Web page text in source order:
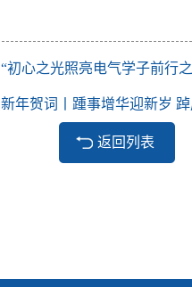
“初心之光照亮电气学子前行之路”被评为2025年“读懂中国”
新年贺词丨踵事增华迎新岁
返回列表